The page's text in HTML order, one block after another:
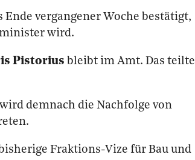
vergangener Woche bestätigt,
wird.
Pistorius bleibt im Amt. Das teilte
wird demnach die Nachfolge von
Fraktions-Vize für Bau und